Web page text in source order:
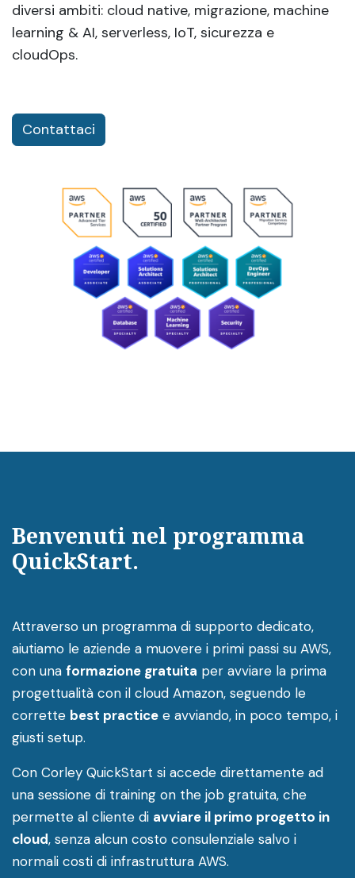
diversi ambiti: cloud native, migrazione, machine
learning & AI, serverless, IoT, sicurezza e
cloudOps.
Contattaci
Benvenuti nel programma
QuickStart.
Attraverso un programma di supporto dedicato,
aiutiamo le aziende a muovere i primi passi su AWS,
con una formazione gratuita per avviare la prima
progettualità con il cloud Amazon, seguendo le
corrette best practice e avviando, in poco tempo, i
giusti setup.
Con Corley QuickStart si accede direttamente ad
una sessione di training on the job gratuita, che
permette al cliente di avviare il primo progetto in
cloud, senza alcun costo consulenziale salvo i
normali costi di infrastruttura AWS.